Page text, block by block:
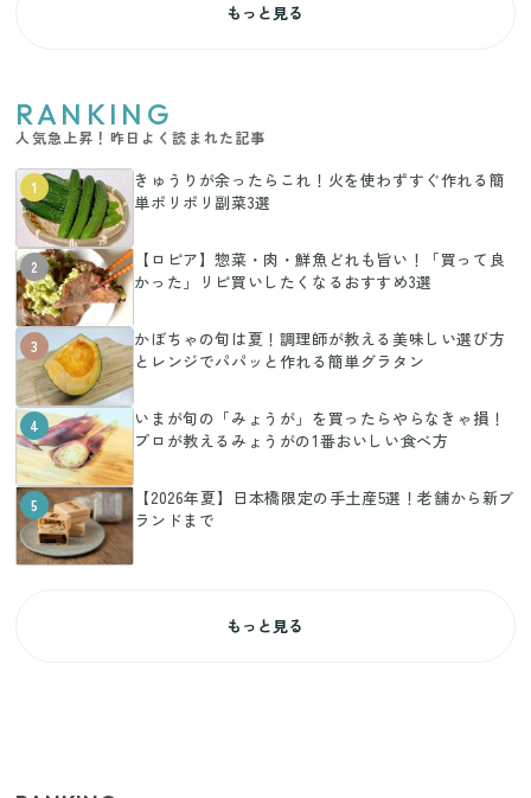
もっと見る
RANKING
人気急上昇！昨日よく読まれた記事
1
きゅうりが余ったらこれ！火を使わずすぐ作れる簡
単ポリポリ副菜3選
2
【ロピア】惣菜・肉・鮮魚どれも旨い！「買って良
かった」リピ買いしたくなるおすすめ3選
3
かぼちゃの旬は夏！調理師が教える美味しい選び方
とレンジでパパッと作れる簡単グラタン
4
いまが旬の「みょうが」を買ったらやらなきゃ損！
プロが教えるみょうがの1番おいしい食べ方
5
【2026年夏】日本橋限定の手土産5選！老舗から新ブ
ランドまで
もっと見る